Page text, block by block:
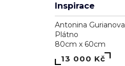
Inspirace
Antonina Gurianova
Plátno
80cm x 60cm
13 000 Kč